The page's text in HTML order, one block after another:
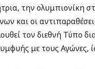
την ολυμπιονίκη
και οι
τον διεθνή Τύπο
με τους Αγώνες,